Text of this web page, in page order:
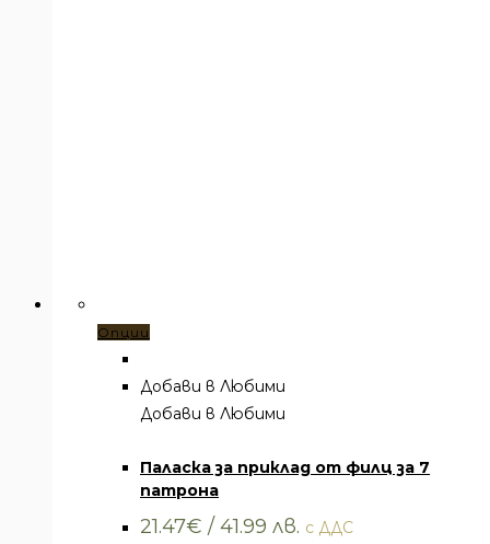
Опции
има
няколко
Вариантите
могат
да
Добави в Любими
Добави в Любими
Паласка за приклад от филц за 7
патрона
21.47€ / 41.99 лв. с ДДС